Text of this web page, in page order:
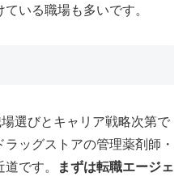
いる職場も多いです。
選びとキャリア戦略次第で
ッグストアの管理薬剤師・
です。
まずは転職エージェ